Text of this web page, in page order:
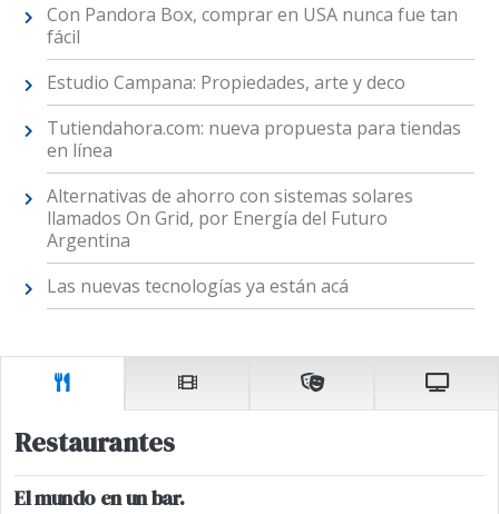
Con Pandora Box, comprar en USA nunca fue tan
fácil
Estudio Campana: Propiedades, arte y deco
Tutiendahora.com: nueva propuesta para tiendas
en línea
Alternativas de ahorro con sistemas solares
llamados On Grid, por Energía del Futuro
Argentina
Las nuevas tecnologías ya están acá
Restaurantes
El mundo en un bar.